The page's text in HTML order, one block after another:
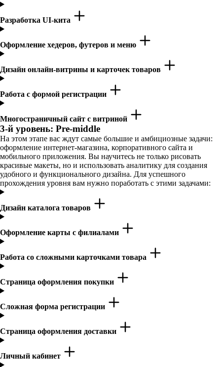
Разработка UI-кита
Оформление хедеров, футеров и меню
Дизайн онлайн-витрины и карточек товаров
Работа с формой регистрации
Многостраничный сайт с витриной
3-й уровень: Pre-middle
На этом этапе вас ждут самые большие и амбициозные задачи:
оформление интернет-магазина, корпоративного сайта и
мобильного приложения. Вы научитесь не только рисовать
красивые макеты, но и использовать аналитику для создания
удобного и функционального дизайна. Для успешного
прохождения уровня вам нужно поработать с этими задачами:
Дизайн каталога товаров
Оформление карты с филиалами
Работа со сложными карточками товара
Страница оформления покупки
Сложная форма регистрации
Страница оформления доставки
Личный кабинет